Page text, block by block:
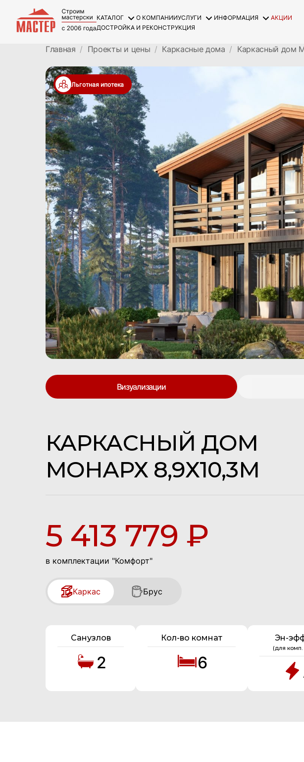
КАТАЛОГ О КОМПАНИИУСЛУГИ ИНФОРМАЦИЯ
АКЦИИ
ДОСТРОЙКА И РЕКОНСТРУКЦИЯ
Главная Проекты и цены Каркасные дома Каркасный дом
Льготная ипотека
Визуализации
КАРКАСНЫЙ ДОМ
МОНАРХ 8,9Х10,3М
5 413 779 ₽
в комплектации "Комфорт"
Каркас Брус
Санузлов
2
Кол-во комнат
6
Эн-
(для